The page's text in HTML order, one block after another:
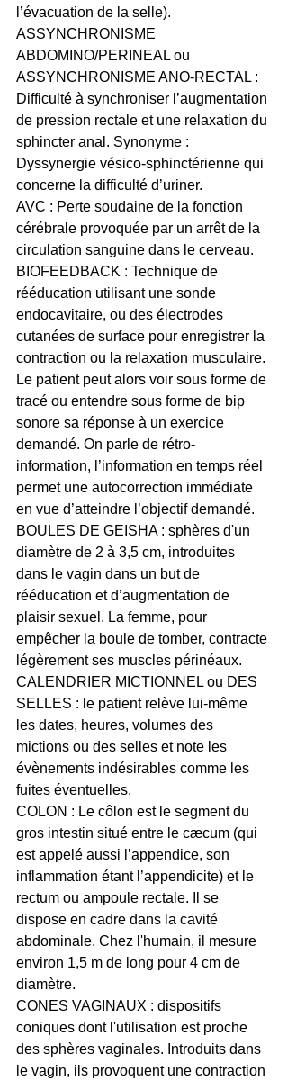
l’évacuation de la selle).
ASSYNCHRONISME
ABDOMINO/PERINEAL ou
ASSYNCHRONISME ANO-RECTAL :
Difficulté à synchroniser l’augmentation
de pression rectale et une relaxation du
sphincter anal. Synonyme :
Dyssynergie vésico-sphinctérienne qui
concerne la difficulté d’uriner.
AVC : Perte soudaine de la fonction
cérébrale provoquée par un arrêt de la
circulation sanguine dans le cerveau.
BIOFEEDBACK : Technique de
rééducation utilisant une sonde
endocavitaire, ou des électrodes
cutanées de surface pour enregistrer la
contraction ou la relaxation musculaire.
Le patient peut alors voir sous forme de
tracé ou entendre sous forme de bip
sonore sa réponse à un exercice
demandé. On parle de rétro-
information, l’information en temps réel
permet une autocorrection immédiate
en vue d’atteindre l’objectif demandé.
BOULES DE GEISHA : sphères d'un
diamètre de 2 à 3,5 cm, introduites
dans le vagin dans un but de
rééducation et d’augmentation de
plaisir sexuel. La femme, pour
empêcher la boule de tomber, contracte
légèrement ses muscles périnéaux.
CALENDRIER MICTIONNEL ou DES
SELLES : le patient relève lui-même
les dates, heures, volumes des
mictions ou des selles et note les
évènements indésirables comme les
fuites éventuelles.
COLON : Le côlon est le segment du
gros intestin situé entre le cæcum (qui
est appelé aussi l’appendice, son
inflammation étant l’appendicite) et le
rectum ou ampoule rectale. Il se
dispose en cadre dans la cavité
abdominale. Chez l'humain, il mesure
environ 1,5 m de long pour 4 cm de
diamètre.
CONES VAGINAUX : dispositifs
coniques dont l'utilisation est proche
des sphères vaginales. Introduits dans
le vagin, ils provoquent une contraction